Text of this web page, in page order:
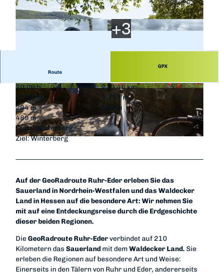
© Tanja Evers, Sauerland-Tourismus e.V. | KI-optimiert |
© bevandert, Sauerland-Tourismus e.V. | KI-op
timiert |
CC-BY-SA
© bevandert, Sauerland-Tourismus e.V. | KI-op
Route
GPX
20:00 h
210,46 km
1.728 m
1.717 m
204 m
693 m
489 m
Start: Winterberg
Ziel: Winterberg
Auf der GeoRadroute Ruhr-Eder erleben Sie das
Sauerland in Nordrhein-Westfalen und das Waldecker
Land in Hessen auf die besondere Art: Wir nehmen Sie
mit auf eine Entdeckungsreise durch die Erdgeschichte
dieser beiden Regionen.
DieGeoRadroute Ruhr-Ederverbindet auf 210
Kilometern das Sauerland mit dem Waldecker Land. Sie
erleben die Regionen auf besondere Art und Weise:
Einerseits in den Tälern von Ruhr und Eder, andererseits